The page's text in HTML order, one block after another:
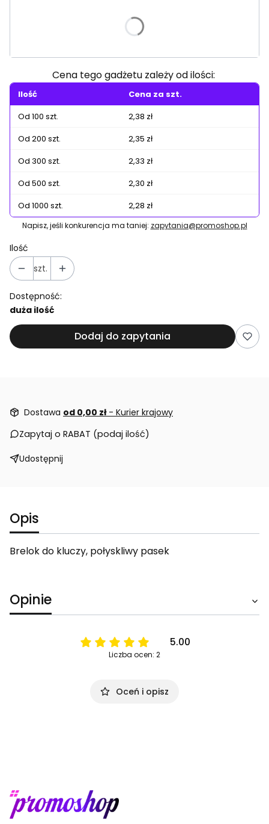
Poszczególne warianty mogą różnić się ceną
Cena tego gadżetu zależy od ilości:
Ilość
Cena za szt.
Od 100 szt.
2,38 zł
Od 200 szt.
2,35 zł
Od 300 szt.
2,33 zł
Od 500 szt.
2,30 zł
Od 1000 szt.
2,28 zł
Napisz, jeśli konkurencja ma taniej: zapytania@promoshop.pl
Ilość
szt.
Dostępność:
duża ilość
Dodaj do zapytania
Dostawa od 0,00 zł - Kurier krajowy
Zapytaj o RABAT (podaj ilość)
Udostępnij
Opis
Brelok do kluczy, połyskliwy pasek
Opinie
5.00
Liczba ocen: 2
Oceń i opisz